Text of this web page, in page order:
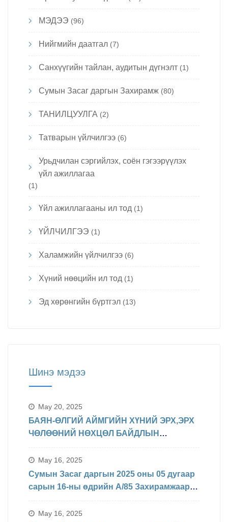
МЭДЭЭ (96)
Нийгмийн даатгал (7)
Санхүүгийн тайлан, аудитын дүгнэлт (1)
Сумын Засаг даргын Захирамж (80)
ТАНИЛЦУУЛГА (2)
Татварын үйлчилгээ (6)
Урьдчилан сэргийлэх, соён гэгээрүүлэх
үйл ажиллагаа
(1)
Үйл ажиллагааны ил тод (1)
ҮЙЛЧИЛГЭЭ (1)
Халамжийн үйлчилгээ (6)
Хүний нөөцийн ил тод (1)
Эд хөрөнгийн бүртгэл (13)
Шинэ мэдээ
May 20, 2025
БАЯН-ӨЛГИЙ АЙМГИЙН ХҮНИЙ ЭРХ,ЭРХ
ЧӨЛӨӨНИЙ НӨХЦӨЛ БАЙДЛЫН
May 16, 2025
Сумын Засаг даргын 2025 оны 05 дугаар
сарын 16-ны өдрийн А/85 Захирамжаар
явагдахаар болсон.
May 16, 2025